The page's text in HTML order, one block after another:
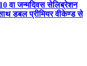
वा जन्मदिवस सेलिब्रेशन
डबल प्रीमियर वीकेण्ड से